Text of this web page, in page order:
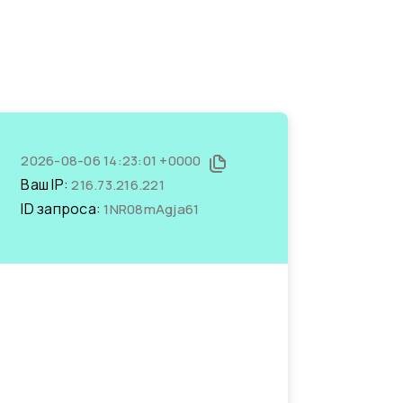
2026-08-06 14:23:01 +0000
Ваш IP:216.73.216.221
ID запроса:1NR08mAgja61